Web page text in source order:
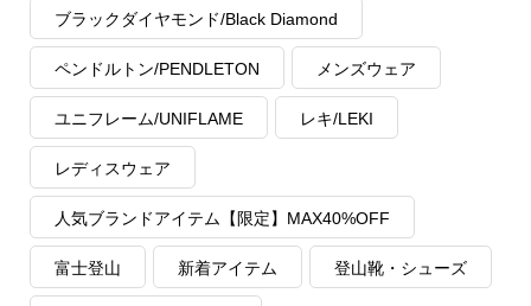
ブラックダイヤモンド/Black Diamond
ペンドルトン/PENDLETON メンズウェア
ユニフレーム/UNIFLAME レキ/LEKI
レディスウェア
人気ブランドアイテム【限定】MAX40%OFF
富士登山 新着アイテム 登山靴・シューズ